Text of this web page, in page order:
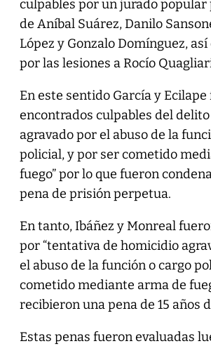
culpables por un jurado
de Aníbal Suárez, Danilo
López y Gonzalo Domínguez,
por las lesiones a Rocío
En este sentido García y
encontrados culpables del
agravado por el abuso de la
policial, y por ser cometido
fuego” por lo que fueron
pena de prisión perpetua.
En tanto, Ibáñez y Monreal
por “tentativa de homicidio
el abuso de la función o cargo
cometido mediante arma de
recibieron una pena de 15 años
Estas penas fueron evaluadas